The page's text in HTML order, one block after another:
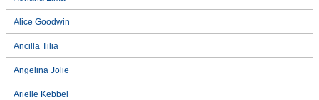
Alice Goodwin
Ancilla Tilia
Angelina Jolie
Arielle Kebbel